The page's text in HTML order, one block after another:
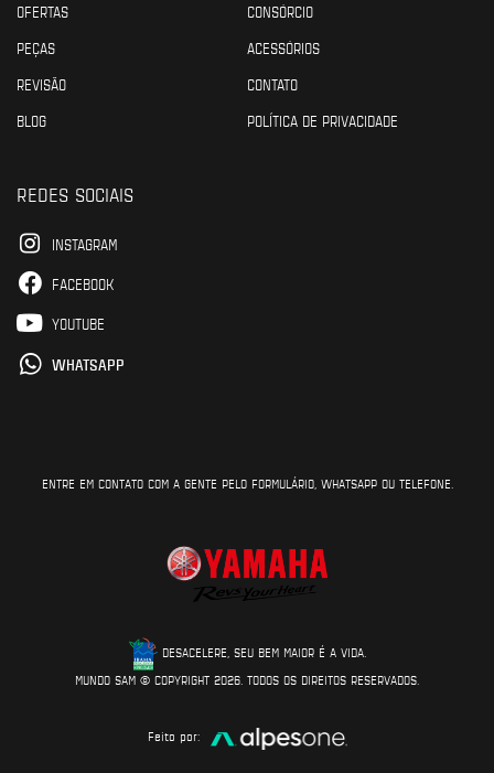
OFERTAS
CONSÓRCIO
PEÇAS
ACESSÓRIOS
REVISÃO
CONTATO
BLOG
POLÍTICA DE PRIVACIDADE
REDES SOCIAIS
INSTAGRAM
FACEBOOK
YOUTUBE
WHATSAPP
ENTRE EM CONTATO COM A GENTE PELO FORMULÁRIO, WHATSAPP OU TELEFONE.
DESACELERE, SEU BEM MAIOR É A VIDA.
MUNDO SAM © COPYRIGHT 2026. TODOS OS DIREITOS RESERVADOS.
Feito por: